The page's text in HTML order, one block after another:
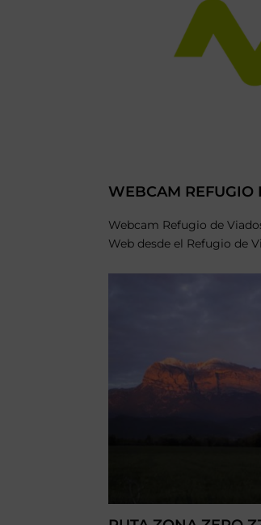
WEBCAM REFUGIO
Webcam Refugio de
Web desde el Refugio de